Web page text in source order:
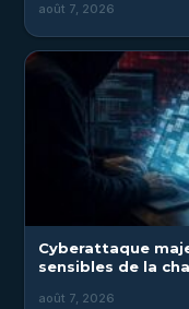
août 7, 2026
Cyberattaque
sensibles de la
août 7, 2026